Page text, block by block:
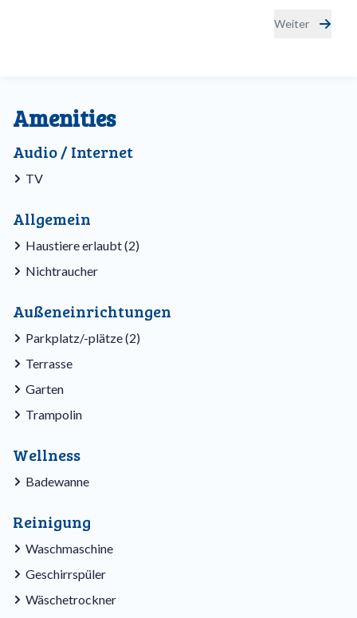
Weiter
Amenities
Audio / Internet
TV
Allgemein
Haustiere erlaubt (2)
Nichtraucher
Außeneinrichtungen
Parkplatz/-plätze (2)
Terrasse
Garten
Trampolin
Wellness
Badewanne
Reinigung
Waschmaschine
Geschirrspüler
Wäschetrockner